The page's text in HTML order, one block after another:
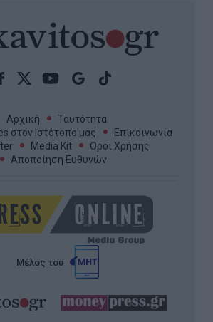
Αρχική
Ταυτότητα
στον Ιστότοπο μας
Επικοινωνία
Media Kit
Όροι Χρήσης
Αποποίηση Ευθυνών
Μέλος του